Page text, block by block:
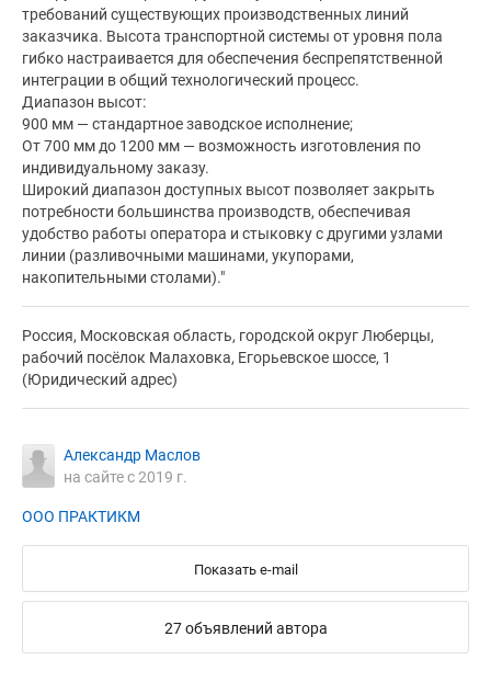
требований существующих производственных линий
заказчика. Высота транспортной системы от уровня пола
гибко настраивается для обеспечения беспрепятственной
интеграции в общий технологический процесс.
Диапазон высот:
900 мм — стандартное заводское исполнение;
От 700 мм до 1200 мм — возможность изготовления по
индивидуальному заказу.
Широкий диапазон доступных высот позволяет закрыть
потребности большинства производств, обеспечивая
удобство работы оператора и стыковку с другими узлами
линии (разливочными машинами, укупорами,
накопительными столами)."
Россия, Московская область, городской округ Люберцы,
рабочий посёлок Малаховка, Егорьевское шоссе, 1
(Юридический адрес)
Александр Маслов
на сайте с 2019 г.
ООО ПРАКТИКМ
Показать e-mail
27 объявлений автора